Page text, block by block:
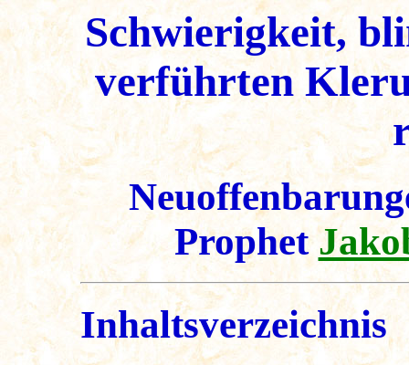
Schwierigkeit,
verführten
Prophet
Inhaltsverzeichnis